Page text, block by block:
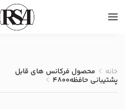
خانه محصول فرکانس های قابل
پشتیبانی حافظه4800